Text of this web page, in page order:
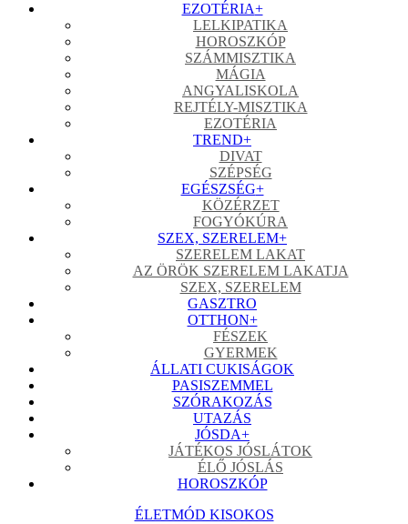
EZOTÉRIA+
LELKIPATIKA
HOROSZKÓP
SZÁMMISZTIKA
MÁGIA
ANGYALISKOLA
REJTÉLY-MISZTIKA
EZOTÉRIA
TREND+
DIVAT
SZÉPSÉG
EGÉSZSÉG+
KÖZÉRZET
FOGYÓKÚRA
SZEX, SZERELEM+
SZERELEM LAKAT
AZ ÖRÖK SZERELEM LAKATJA
SZEX, SZERELEM
GASZTRO
OTTHON+
FÉSZEK
GYERMEK
ÁLLATI CUKISÁGOK
PASISZEMMEL
SZÓRAKOZÁS
UTAZÁS
JÓSDA+
JÁTÉKOS JÓSLÁTOK
ÉLŐ JÓSLÁS
HOROSZKÓP
ÉLETMÓD KISOKOS